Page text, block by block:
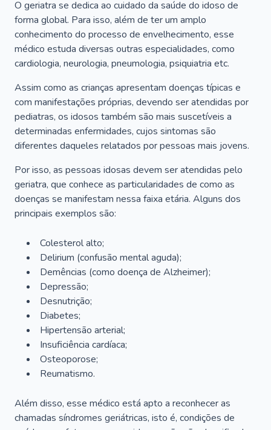
O geriatra se dedica ao cuidado da saúde do idoso de
forma global. Para isso, além de ter um amplo
conhecimento do processo de envelhecimento, esse
médico estuda diversas outras especialidades, como
cardiologia, neurologia, pneumologia, psiquiatria etc.
Assim como as crianças apresentam doenças típicas e
com manifestações próprias, devendo ser atendidas por
pediatras, os idosos também são mais suscetíveis a
determinadas enfermidades, cujos sintomas são
diferentes daqueles relatados por pessoas mais jovens.
Por isso, as pessoas idosas devem ser atendidas pelo
geriatra, que conhece as particularidades de como as
doenças se manifestam nessa faixa etária. Alguns dos
principais exemplos são:
Colesterol alto;
Delirium (confusão mental aguda);
Demências (como doença de Alzheimer);
Depressão;
Desnutrição;
Diabetes;
Hipertensão arterial;
Insuficiência cardíaca;
Osteoporose;
Reumatismo.
Além disso, esse médico está apto a reconhecer as
chamadas síndromes geriátricas, isto é, condições de